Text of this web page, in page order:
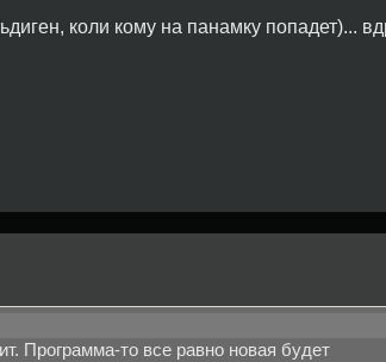
коли кому на панамку попадет)...
Программа-то все равно новая будет